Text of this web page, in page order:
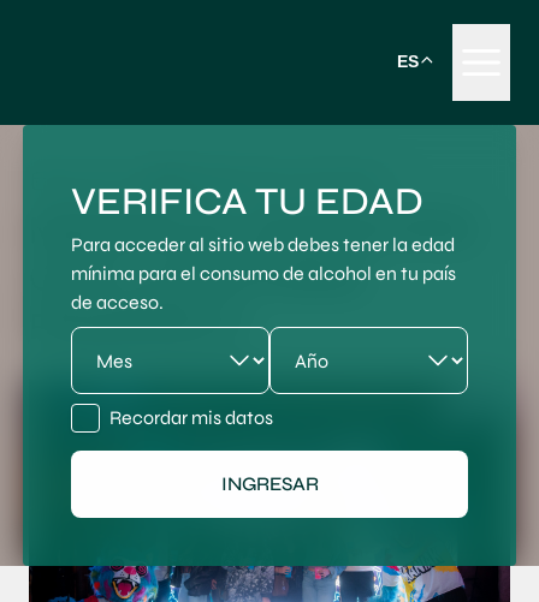
ES
VERIFICA TU EDAD
Para acceder al sitio web debes tener la edad
mínima para el consumo de alcohol en tu país
de acceso.
Recordar mis datos
INGRESAR
MANIAK EL NUEVO RTD
QUE LLEGÓ PARA
ROMPERLA